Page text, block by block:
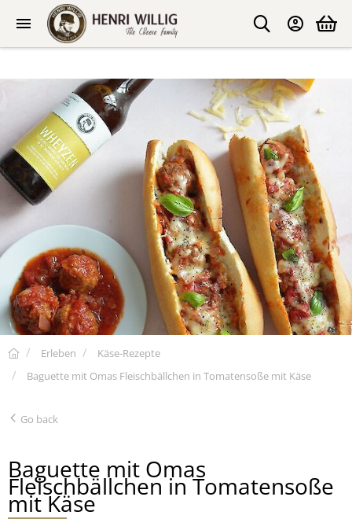
Erleben
Käse-Rezepte
Baguette mit Omas Fleischbällchen in Tomatensoße mit Käse
Go back
Baguette mit Omas
Fleischbällchen in Tomatensoße
mit Käse